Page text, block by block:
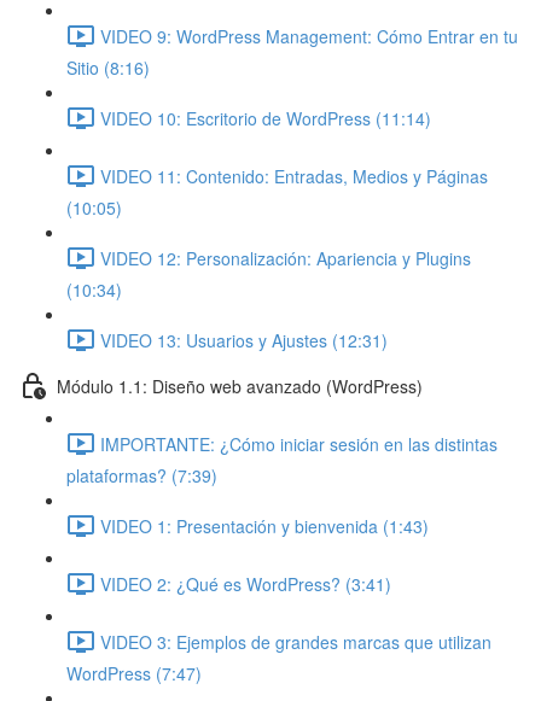
VIDEO 9: WordPress Management: Cómo Entrar en tu
Sitio (8:16)
VIDEO 10: Escritorio de WordPress (11:14)
VIDEO 11: Contenido: Entradas, Medios y Páginas
(10:05)
VIDEO 12: Personalización: Apariencia y Plugins
(10:34)
VIDEO 13: Usuarios y Ajustes (12:31)
Módulo 1.1: Diseño web avanzado (WordPress)
IMPORTANTE: ¿Cómo iniciar sesión en las distintas
plataformas? (7:39)
VIDEO 1: Presentación y bienvenida (1:43)
VIDEO 2: ¿Qué es WordPress? (3:41)
VIDEO 3: Ejemplos de grandes marcas que utilizan
WordPress (7:47)